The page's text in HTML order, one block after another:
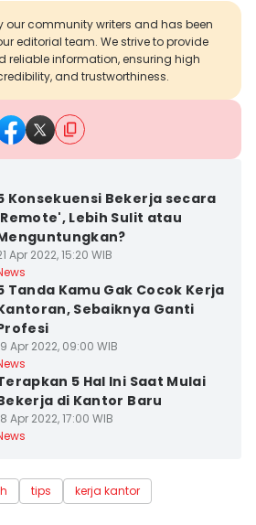
our community writers and has been
editorial team. We strive to provide
reliable information, ensuring high
and trustworthiness.
Konsekuensi Bekerja secara
Lebih Sulit atau
Apr 2022, 15:20 WIB
Tanda Kamu Gak Cocok Kerja
Sebaiknya Ganti
Apr 2022, 09:00 WIB
5 Hal Ini Saat Mulai
di Kantor Baru
Apr 2022, 17:00 WIB
tips
kerja kantor